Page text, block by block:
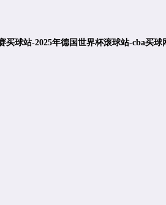
买球站-2025年德国世界杯滚球站-cba买